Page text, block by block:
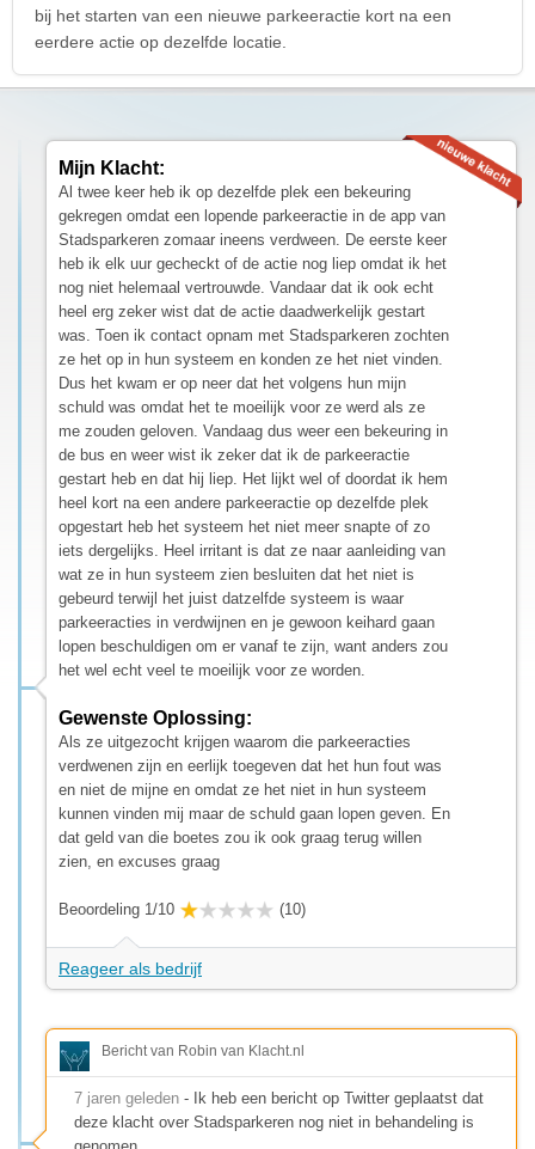
bij het starten van een nieuwe parkeeractie kort na een
eerdere actie op dezelfde locatie.
Mijn Klacht:
Al twee keer heb ik op dezelfde plek een bekeuring
gekregen omdat een lopende parkeeractie in de app van
Stadsparkeren zomaar ineens verdween. De eerste keer
heb ik elk uur gecheckt of de actie nog liep omdat ik het
nog niet helemaal vertrouwde. Vandaar dat ik ook echt
heel erg zeker wist dat de actie daadwerkelijk gestart
was. Toen ik contact opnam met Stadsparkeren zochten
ze het op in hun systeem en konden ze het niet vinden.
Dus het kwam er op neer dat het volgens hun mijn
schuld was omdat het te moeilijk voor ze werd als ze
me zouden geloven. Vandaag dus weer een bekeuring in
de bus en weer wist ik zeker dat ik de parkeeractie
gestart heb en dat hij liep. Het lijkt wel of doordat ik hem
heel kort na een andere parkeeractie op dezelfde plek
opgestart heb het systeem het niet meer snapte of zo
iets dergelijks. Heel irritant is dat ze naar aanleiding van
wat ze in hun systeem zien besluiten dat het niet is
gebeurd terwijl het juist datzelfde systeem is waar
parkeeracties in verdwijnen en je gewoon keihard gaan
lopen beschuldigen om er vanaf te zijn, want anders zou
het wel echt veel te moeilijk voor ze worden.
Gewenste Oplossing:
Als ze uitgezocht krijgen waarom die parkeeracties
verdwenen zijn en eerlijk toegeven dat het hun fout was
en niet de mijne en omdat ze het niet in hun systeem
kunnen vinden mij maar de schuld gaan lopen geven. En
dat geld van die boetes zou ik ook graag terug willen
zien, en excuses graag
Beoordeling 1/10 (10)
Reageer als bedrijf
Bericht van Robin van Klacht.nl
7 jaren geleden - Ik heb een bericht op Twitter geplaatst dat
deze klacht over Stadsparkeren nog niet in behandeling is